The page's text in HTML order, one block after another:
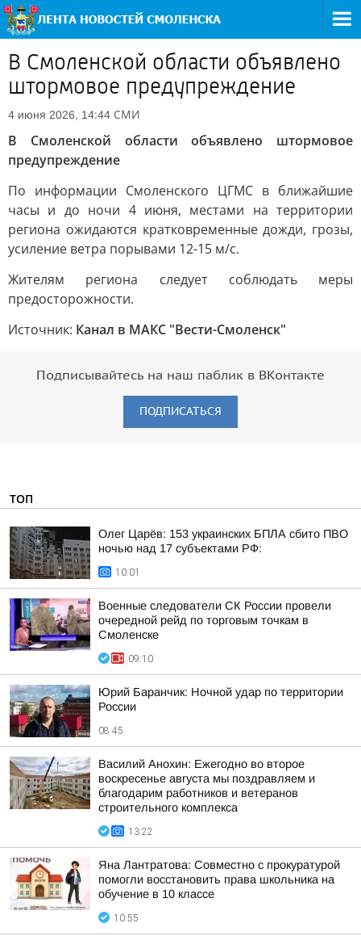
В Смоленской области объявлено
штормовое предупреждение
4 июня 2026, 14:44 СМИ
В Смоленской области объявлено штормовое
предупреждение
По информации Смоленского ЦГМС в ближайшие
часы и до ночи 4 июня, местами на территории
региона ожидаются кратковременные дожди, грозы,
усиление ветра порывами 12-15 м/с.
Жителям региона следует соблюдать меры
предосторожности.
Источник: Канал в МАКС "Вести-Смоленск"
Подписывайтесь на наш паблик в ВКонтакте
ПОДПИСАТЬСЯ
ТОП
Олег Царёв: 153 украинских БПЛА сбито ПВО
ночью над 17 субъектами РФ:
10:01
Военные следователи СК России провели
очередной рейд по торговым точкам в
Смоленске
09:10
Юрий Баранчик: Ночной удар по территории
России
08:45
Василий Анохин: Ежегодно во второе
воскресенье августа мы поздравляем и
благодарим работников и ветеранов
строительного комплекса
13:22
Яна Лантратова: Совместно с прокуратурой
помогли восстановить права школьника на
обучение в 10 классе
10:55